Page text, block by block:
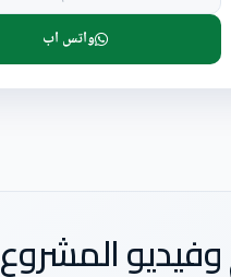
واتس اب
المشروع